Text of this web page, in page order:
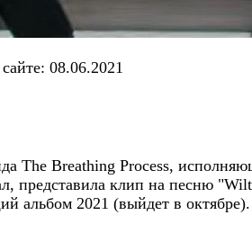
08.06.2021
The Breathing Process,
представила клип на песню
альбом 2021 (выйдет в октябре).